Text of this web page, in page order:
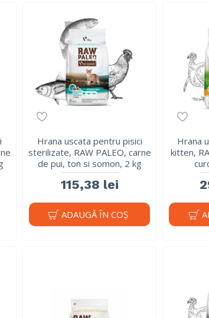
Hrana uscata pentru pisici
sterilizate, RAW PALEO, carne
de pui, ton si somon, 2 kg
115,38 lei
ADAUGĂ ÎN COŞ
Hrana
kitten,